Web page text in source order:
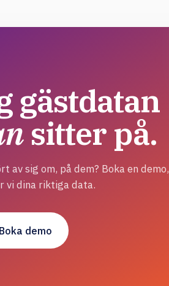
gästdatan
sitter på.
av sig om, på dem? Boka en demo,
vi dina riktiga data.
Boka demo